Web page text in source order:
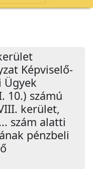
Képviselő-
Ügyek
10.) számú
kerület,
szám alatti
pénzbeli